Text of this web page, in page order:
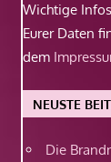
Wichtige
Eurer Daten
dem
NEUSTE
Die